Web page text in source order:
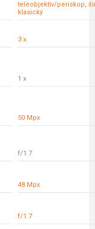
teleobjektiv/periskop,
klasický
3 x
1 x
50 Mpx
f/1.7
48 Mpx
f/1.7